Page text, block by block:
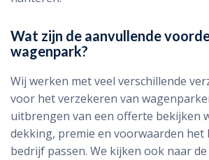
Wat zijn de aanvullende
wagenpark?
Wij werken met veel verschillende
voor het verzekeren van
uitbrengen van een offerte bekijken
dekking, premie en voorwaarden het
bedrijf passen. We kijken ook naar